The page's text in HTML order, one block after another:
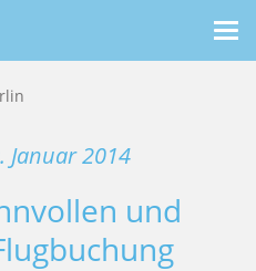
Januar 2014
und